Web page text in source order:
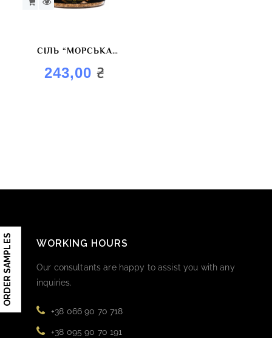
ORDER SAMPLES
СІЛЬ “МОРСЬКА
КОПЧЕНА”
243,00 ₴
WORKING HOURS
Our consultants are happy to assist you with any
inquiries.
+38 066 90 70 718
+38 095 90 70 191